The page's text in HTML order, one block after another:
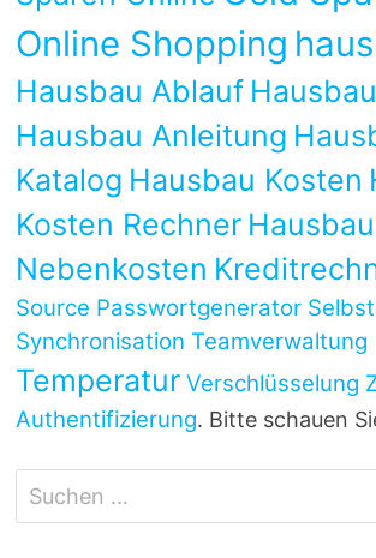
Online Shopping
Hausbau Ablauf
Hausbau Anleitung
Katalog Hausbau Kosten
Kosten Rechner Hausbau
Nebenkosten
Source Passwortgenerator
Synchronisation Teamverwaltung
Temperatur Verschlüsselung
Authentifizierung. Bitte schauen
Suchen
nach: